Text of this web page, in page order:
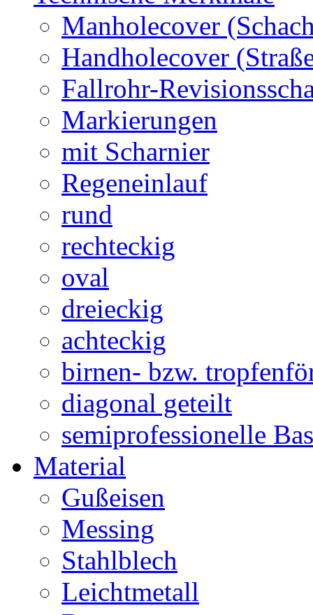
Manholecover
Handholecover
Fallrohr-
Markierungen
mit Scharnier
Regeneinlauf
rund
rechteckig
oval
dreieckig
achteckig
birnen- bzw.
diagonal geteilt
semiprofessionelle
Material
Gußeisen
Messing
Stahlblech
Leichtmetall